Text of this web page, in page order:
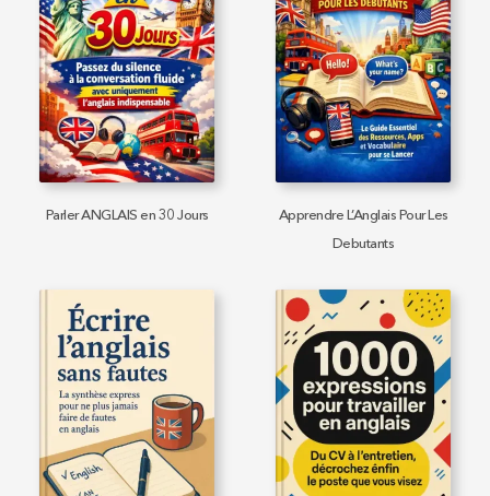
Parler ANGLAIS en 30 Jours
Apprendre L’Anglais Pour Les
Debutants